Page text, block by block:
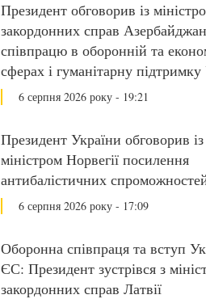
Президент обговорив із
закордонних справ
співпрацю в оборонній та
сферах і гуманітарну
6 серпня 2026 року - 19:21
Президент України обговорив
міністром Норвегії посилення
антибалістичних
6 серпня 2026 року - 17:09
Оборонна співпраця та вступ
ЄС: Президент зустрівся з
закордонних справ Латвії